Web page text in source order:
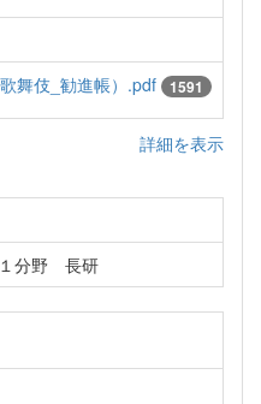
舞伎_勧進帳）.pdf 1591
詳細を表示
分野 長研